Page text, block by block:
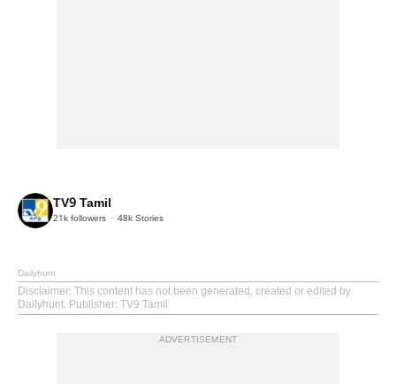
TV9 Tamil
21k followers 48k Stories
Dailyhunt
Disclaimer: This content has not been generated, created or edited by
Dailyhunt. Publisher: TV9 Tamil
ADVERTISEMENT